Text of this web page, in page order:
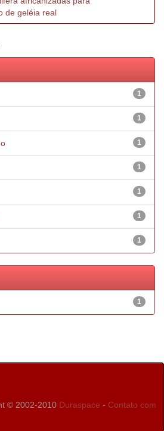
de geléia real
1
1
1
1
1
1
1
1
© 2002-2010 Duraspace - Contato com